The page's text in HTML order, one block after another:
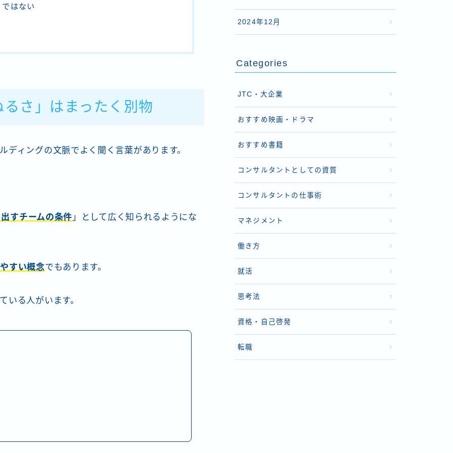
はない
さ」はまったく別物
ィングの文脈でよく聞く言葉があります。
すチームの条件 」として広く知られるようにな
すい概念でもあります。
いる人がいます。
2024年12月
Categories
JTC・大企業
おすすめ映画・ドラマ
おすすめ書籍
コンサルタントとしての資質
コンサルタントの仕事術
マネジメント
働き方
就活
思考法
資格・自己啓発
転職